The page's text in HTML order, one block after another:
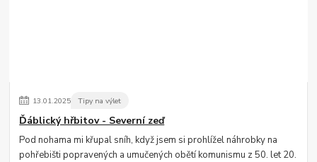
13.01.2025 Tipy na výlet
Ďáblický hřbitov - Severní zeď
Pod nohama mi křupal sníh, když jsem si prohlížel náhrobky na
pohřebišti popravených a umučených obětí komunismu z 50. let 20.